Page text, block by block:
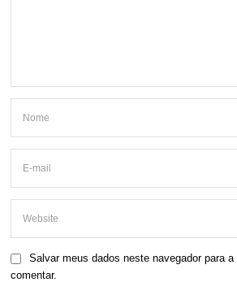
Salvar meus dados neste navegador para
comentar.